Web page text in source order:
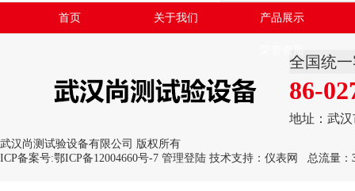
首页 关于我们 产品展示
全国统
86-
地址：武
武汉尚测试验设备有限公司 版权所有
ICP备案号:鄂ICP备12004660号-7 管理登陆 技术支持： 仪表网 总流量：